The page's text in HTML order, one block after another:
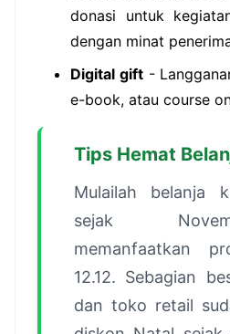
donasi untuk
dengan minat
Digital gift-
e-book, atau course
Tips Hemat
Mulailah belanja
sejak
memanfaatkan
12.12. Sebagian
dan toko retail